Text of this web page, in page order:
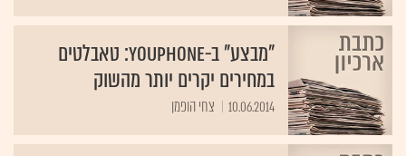
"מבצע" ב-Youphone: טאבלטים
במחירים יקרים יותר מהשוק
10.06.2014 צחי הופמן